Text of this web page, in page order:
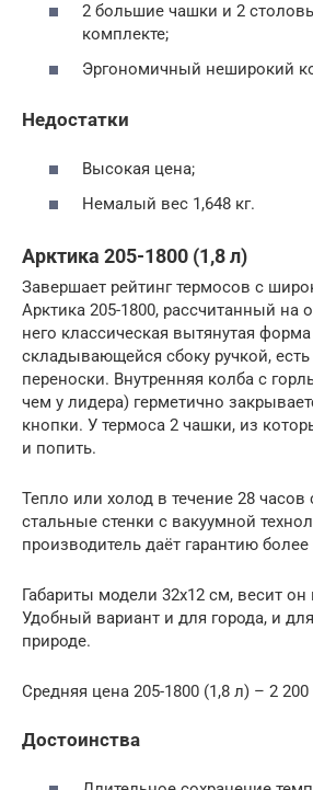
2 большие чашки и 2
комплекте;
Эргономичный неширокий
Недостатки
Высокая цена;
Немалый вес 1,648 кг.
Арктика 205-1800 (1,8 л)
Завершает рейтинг термосов с
Арктика 205-1800, рассчитанный на
него классическая вытянутая
складывающейся сбоку ручкой,
переноски. Внутренняя колба с
чем у лидера) герметично
кнопки. У термоса 2 чашки, из
и попить.
Тепло или холод в течение 28
стальные стенки с вакуумной
производитель даёт гарантию более
Габариты модели 32х12 см, весит он
Удобный вариант и для города, и
природе.
Средняя цена 205-1800 (1,8 л) – 2 200
Достоинства